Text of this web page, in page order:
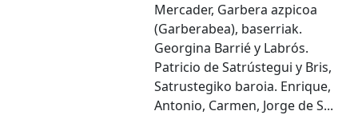
Mercader, Garbera azpicoa
(Garberabea), baserriak.
Georgina Barrié y Labrós.
Patricio de Satrústegui y Bris,
Satrustegiko baroia. Enrique,
Antonio, Carmen, Jorge de S...